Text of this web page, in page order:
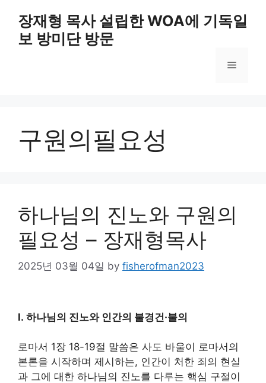
content
장재형 목사 설립한 WOA에 기독일
보 방미단 방문
Menu
구원의필요성
하나님의 진노와 구원의
필요성 – 장재형목사
2025년 03월 04일 by fisherofman2023
Ⅰ. 하나님의 진노와 인간의 불경건·불의
로마서 1장 18-19절 말씀은 사도 바울이 로마서의
본론을 시작하며 제시하는, 인간이 처한 죄의 현실
과 그에 대한 하나님의 진노를 다루는 핵심 구절이